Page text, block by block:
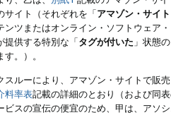
サイト（それぞれを「アマゾン・サイト
ンツまたはオンライン・ソフトウェア
提供する特別な「タグが付いた 」状態
す。）。
スルーにより、アマゾン・サイトで販
料率表記載の詳細のとおり（および同
ビスの宣伝の便宜のため、甲は、アソ